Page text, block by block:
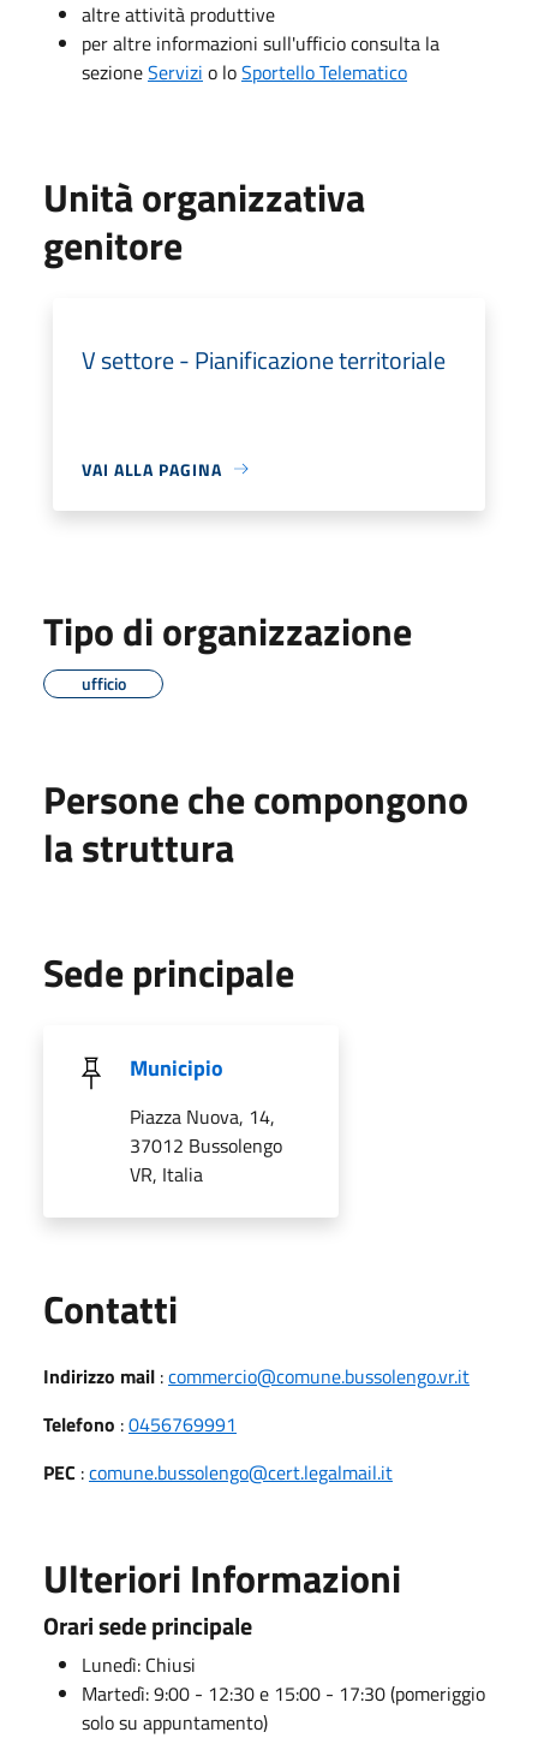
altre attività produttive
per altre informazioni sull'ufficio consulta la
sezioneServizi o loSportello Telematico
Unità organizzativa
genitore
V settore - Pianificazione territoriale
VAI ALLA PAGINA
Tipo di organizzazione
ufficio
Persone che compongono
la struttura
Sede principale
Municipio
Piazza Nuova, 14,
37012 Bussolengo
VR, Italia
Contatti
Indirizzo mail :commercio@comune.bussolengo.vr.it
Telefono :0456769991
PEC :comune.bussolengo@cert.legalmail.it
Ulteriori Informazioni
Orari sede principale
Lunedì: Chiusi
Martedì: 9:00 - 12:30 e 15:00 - 17:30 (pomeriggio
solo su appuntamento)